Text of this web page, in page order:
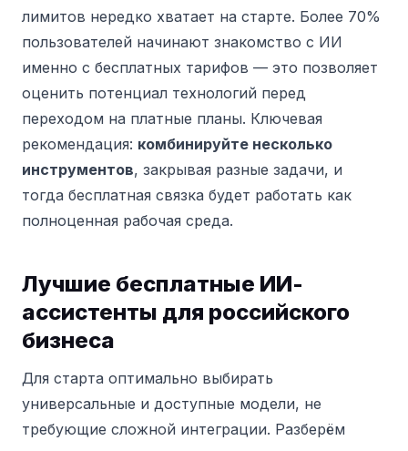
лимитов нередко хватает на старте. Более 70%
пользователей начинают знакомство с ИИ
именно с бесплатных тарифов — это позволяет
оценить потенциал технологий перед
переходом на платные планы. Ключевая
рекомендация: комбинируйте несколько
инструментов, закрывая разные задачи, и
тогда бесплатная связка будет работать как
полноценная рабочая среда.
Лучшие бесплатные ИИ-
ассистенты для российского
бизнеса
Для старта оптимально выбирать
универсальные и доступные модели, не
требующие сложной интеграции. Разберём